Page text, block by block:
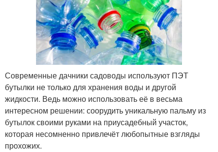
Современные дачники садоводы используют ПЭТ
бутылки не только для хранения воды и другой
жидкости. Ведь можно использовать её в весьма
интересном решении: соорудить уникальную пальму из
бутылок своими руками на приусадебный участок,
которая несомненно привлечёт любопытные взгляды
прохожих.